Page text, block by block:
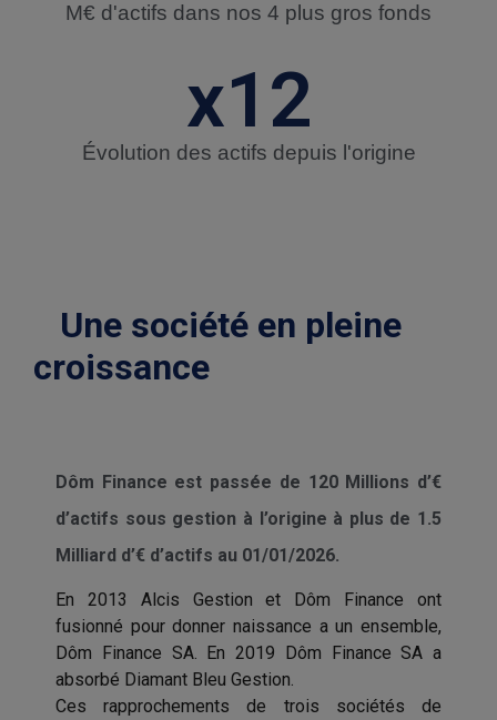
M€ d'actifs dans nos 4 plus gros fonds
Évolution des actifs depuis l'origine
x15
Une société en pleine
croissance
Dôm Finance est passée de 120 Millions d’€
d’actifs sous gestion à l’origine à plus de 1.5
Milliard d’€ d’actifs au 01/01/2026.
En 2013 Alcis Gestion et Dôm Finance ont
fusionné pour donner naissance a un ensemble,
Dôm Finance SA. En 2019 Dôm Finance SA a
absorbé Diamant Bleu Gestion.
Ces rapprochements de trois sociétés de